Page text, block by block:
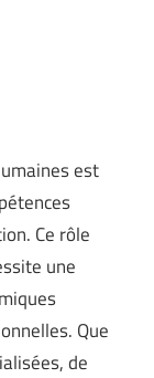
est
Ce rôle
une
Que
de